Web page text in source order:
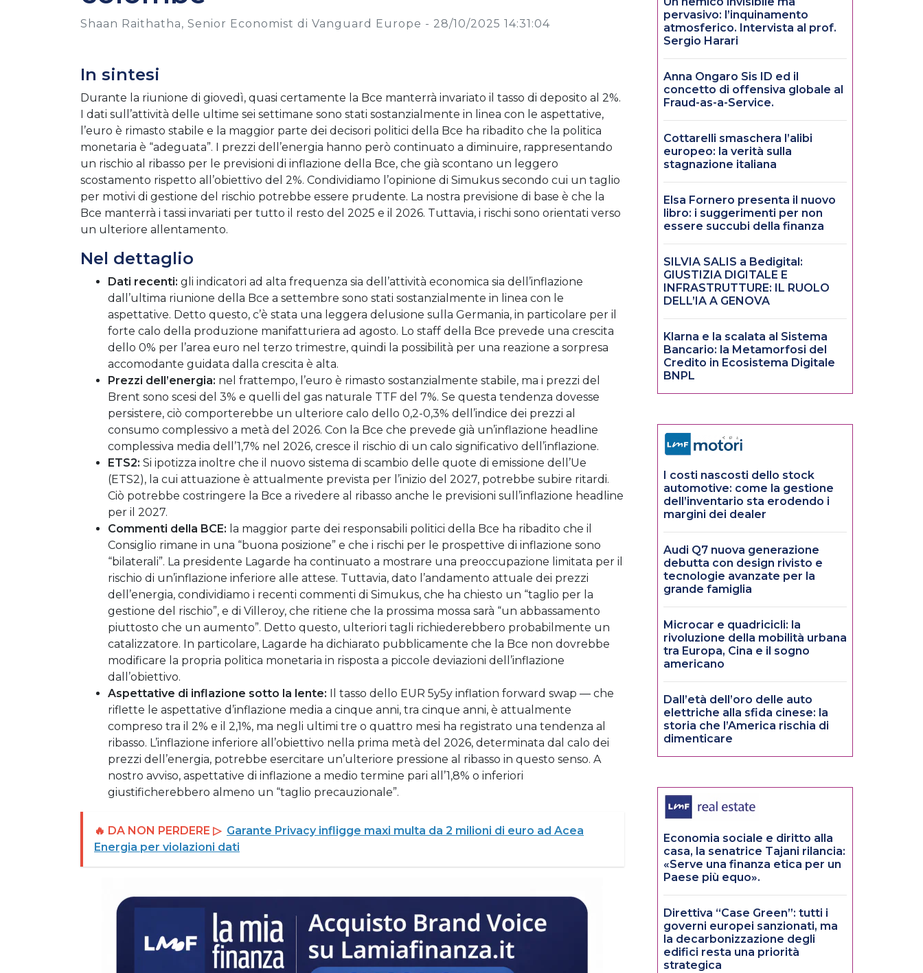
Shaan Raithatha, Senior Economist di Vanguard Europe - 28/10/2025 14:31:04
In sintesi
Durante la riunione di giovedì, quasi certamente la Bce manterrà invariato il tasso di deposito al 2%.
I dati sull’attività delle ultime sei settimane sono stati sostanzialmente in linea con le aspettative,
l’euro è rimasto stabile e la maggior parte dei decisori politici della Bce ha ribadito che la politica
monetaria è “adeguata”. I prezzi dell’energia hanno però continuato a diminuire, rappresentando
un rischio al ribasso per le previsioni di inflazione della Bce, che già scontano un leggero
scostamento rispetto all’obiettivo del 2%. Condividiamo l’opinione di Simukus secondo cui un taglio
per motivi di gestione del rischio potrebbe essere prudente. La nostra previsione di base è che la
Bce manterrà i tassi invariati per tutto il resto del 2025 e il 2026. Tuttavia, i rischi sono orientati verso
un ulteriore allentamento.
Nel dettaglio
Dati recenti: gli indicatori ad alta frequenza sia dell’attività economica sia dell’inflazione
dall’ultima riunione della Bce a settembre sono stati sostanzialmente in linea con le
aspettative. Detto questo, c’è stata una leggera delusione sulla Germania, in particolare per il
forte calo della produzione manifatturiera ad agosto. Lo staff della Bce prevede una crescita
dello 0% per l’area euro nel terzo trimestre, quindi la possibilità per una reazione a sorpresa
accomodante guidata dalla crescita è alta.
Prezzi dell’energia: nel frattempo, l’euro è rimasto sostanzialmente stabile, ma i prezzi del
Brent sono scesi del 3% e quelli del gas naturale TTF del 7%. Se questa tendenza dovesse
persistere, ciò comporterebbe un ulteriore calo dello 0,2-0,3% dell’indice dei prezzi al
consumo complessivo a metà del 2026. Con la Bce che prevede già un’inflazione headline
complessiva media dell’1,7% nel 2026, cresce il rischio di un calo significativo dell’inflazione.
ETS2: Si ipotizza inoltre che il nuovo sistema di scambio delle quote di emissione dell’Ue
(ETS2), la cui attuazione è attualmente prevista per l’inizio del 2027, potrebbe subire ritardi.
Ciò potrebbe costringere la Bce a rivedere al ribasso anche le previsioni sull’inflazione headline
per il 2027.
Commenti della BCE: la maggior parte dei responsabili politici della Bce ha ribadito che il
Consiglio rimane in una “buona posizione” e che i rischi per le prospettive di inflazione sono
“bilaterali”. La presidente Lagarde ha continuato a mostrare una preoccupazione limitata per il
rischio di un’inflazione inferiore alle attese. Tuttavia, dato l’andamento attuale dei prezzi
dell’energia, condividiamo i recenti commenti di Simukus, che ha chiesto un “taglio per la
gestione del rischio”, e di Villeroy, che ritiene che la prossima mossa sarà “un abbassamento
piuttosto che un aumento”. Detto questo, ulteriori tagli richiederebbero probabilmente un
catalizzatore. In particolare, Lagarde ha dichiarato pubblicamente che la Bce non dovrebbe
modificare la propria politica monetaria in risposta a piccole deviazioni dell’inflazione
dall’obiettivo.
Aspettative di inflazione sotto la lente: Il tasso dello EUR 5y5y inflation forward swap — che
riflette le aspettative d’inflazione media a cinque anni, tra cinque anni, è attualmente
compreso tra il 2% e il 2,1%, ma negli ultimi tre o quattro mesi ha registrato una tendenza al
ribasso. L’inflazione inferiore all’obiettivo nella prima metà del 2026, determinata dal calo dei
prezzi dell’energia, potrebbe esercitare un’ulteriore pressione al ribasso in questo senso. A
nostro avviso, aspettative di inflazione a medio termine pari all’1,8% o inferiori
giustificherebbero almeno un “taglio precauzionale”.
🔥 DA NON PERDERE ▷ Garante Privacy infligge maxi multa da 2 milioni di euro ad Acea
Energia per violazioni dati
pervasivo: l’inquinamento
atmosferico. Intervista al prof.
Sergio Harari
Anna Ongaro Sis ID ed il
concetto di offensiva globale al
Fraud-as-a-Service.
Cottarelli smaschera l’alibi
europeo: la verità sulla
stagnazione italiana
Elsa Fornero presenta il nuovo
libro: i suggerimenti per non
essere succubi della finanza
SILVIA SALIS a Bedigital:
GIUSTIZIA DIGITALE E
INFRASTRUTTURE: IL RUOLO
DELL’IA A GENOVA
Klarna e la scalata al Sistema
Bancario: la Metamorfosi del
Credito in Ecosistema Digitale
BNPL
I costi nascosti dello stock
automotive: come la gestione
dell’inventario sta erodendo i
margini dei dealer
Audi Q7 nuova generazione
debutta con design rivisto e
tecnologie avanzate per la
grande famiglia
Microcar e quadricicli: la
rivoluzione della mobilità urbana
tra Europa, Cina e il sogno
americano
Dall’età dell’oro delle auto
elettriche alla sfida cinese: la
storia che l’America rischia di
dimenticare
Economia sociale e diritto alla
casa, la senatrice Tajani rilancia:
«Serve una finanza etica per un
Paese più equo».
Direttiva “Case Green”: tutti i
governi europei sanzionati, ma
la decarbonizzazione degli
edifici resta una priorità
strategica